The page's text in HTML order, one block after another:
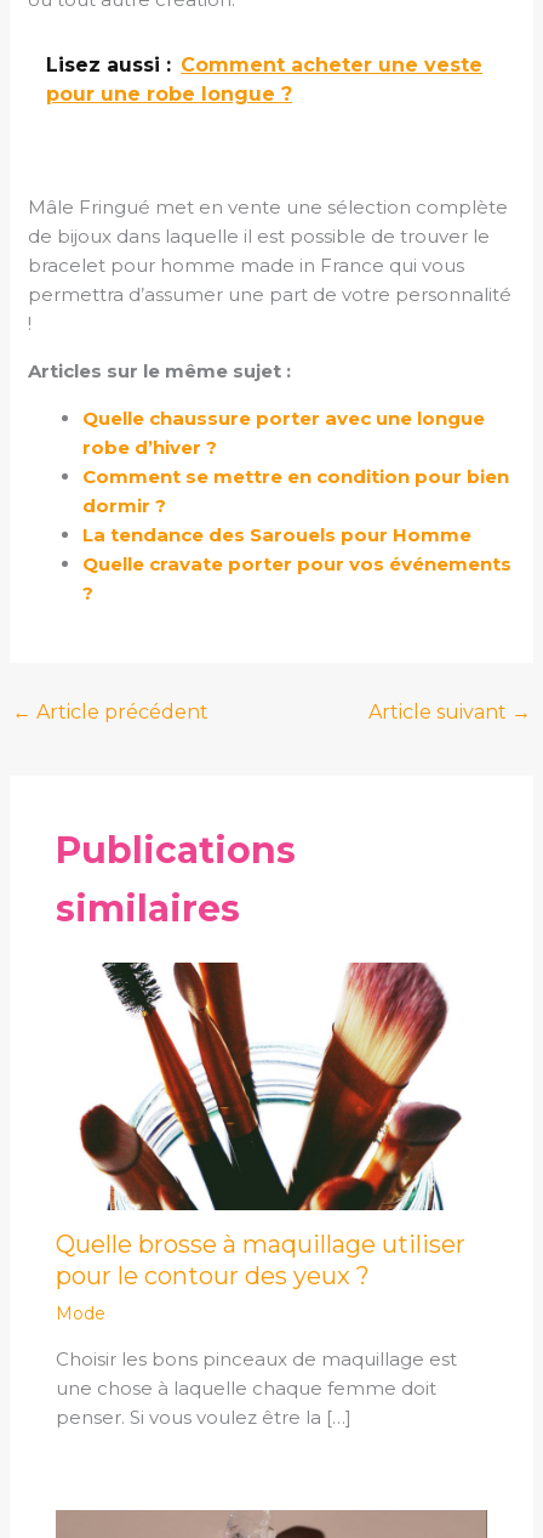
Lisez aussi : Comment acheter une veste
pour une robe longue ?
Mâle Fringué met en vente une sélection complète
de bijoux dans laquelle il est possible de trouver le
bracelet pour homme made in France qui vous
permettra d’assumer une part de votre personnalité
!
Articles sur le même sujet :
Quelle chaussure porter avec une longue
robe d’hiver ?
Comment se mettre en condition pour bien
dormir ?
La tendance des Sarouels pour Homme
Quelle cravate porter pour vos événements
?
← Article précédent Article suivant →
Publications
similaires
Quelle brosse à maquillage utiliser
pour le contour des yeux ?
Mode
Choisir les bons pinceaux de maquillage est
une chose à laquelle chaque femme doit
penser. Si vous voulez être la […]